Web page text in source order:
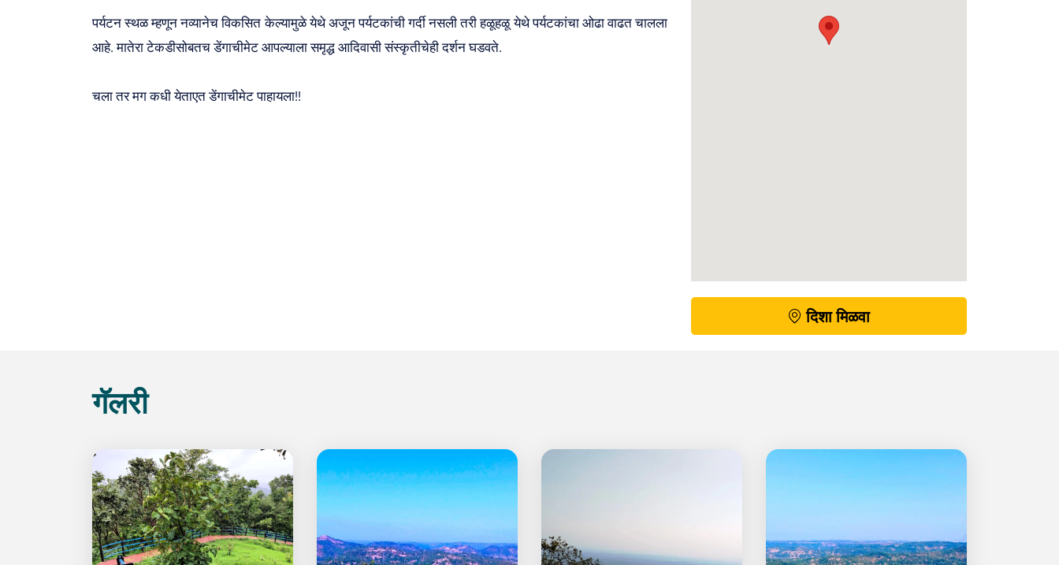
पर्यटन स्थळ म्हणून नव्यानेच विकसित केल्यामुळे येथे अजून पर्यटकांची गर्दी नसली तरी हळूहळू येथे पर्यटकांचा ओढा वाढत चालला
आहे. मातेरा टेकडीसोबतच डेंगाचीमेट आपल्याला समृद्ध आदिवासी संस्कृतीचेही दर्शन घडवते.
चला तर मग कधी येताएत डेंगाचीमेट पाहायला!!
दिशा मिळवा
गॅलरी